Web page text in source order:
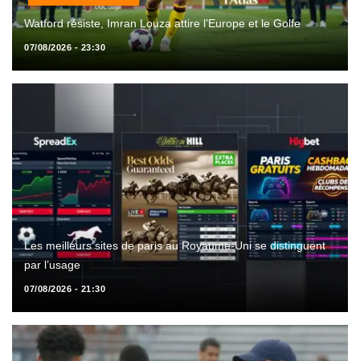
Watford résiste, Imran Louza attire l’Europe et le Golfe
07/08/2026 - 23:30
Les meilleurs sites de paris au Royaume-Uni se distinguent
par l’usage
07/08/2026 - 21:30